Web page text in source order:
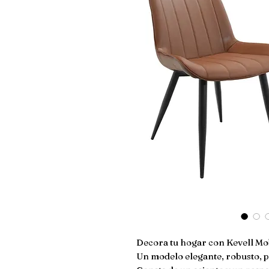
Decora tu hogar con Kevell
Un modelo elegante, robusto,